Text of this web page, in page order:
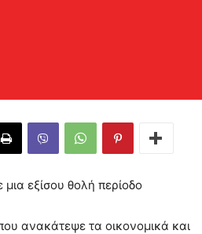
εξίσου θολή περίοδο
ανακάτεψε τα οικονομικά και